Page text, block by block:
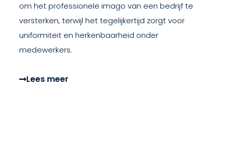
om het professionele imago van een bedrijf te
versterken, terwijl het tegelijkertijd zorgt voor
uniformiteit en herkenbaarheid onder
medewerkers.
Lees meer